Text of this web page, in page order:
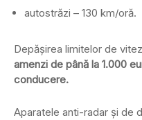
autostrăzi – 130 km/oră.
Depăşirea limitelor de
amenzi de până la 1.000
conducere.
Aparatele anti-radar şi de